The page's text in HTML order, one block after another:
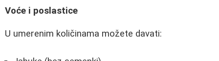
Voće i poslastice
U umerenim količinama možete davati: